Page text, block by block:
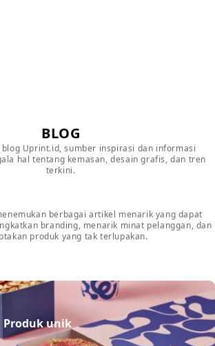
BLOG
Uprint.id, sumber inspirasi dan informasi
hal tentang kemasan, desain grafis, dan tren
terkini.
berbagai artikel menarik yang dapat
branding, menarik minat pelanggan, dan
produk yang tak terlupakan.
Produk unik